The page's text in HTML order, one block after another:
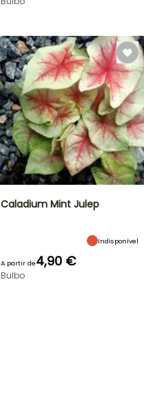
Caladium Mint Julep
Indisponível
A partir de4,90 €
Bulbo